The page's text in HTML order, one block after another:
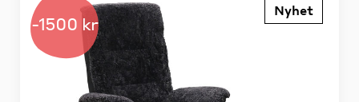
-1500 kr
Nyhet